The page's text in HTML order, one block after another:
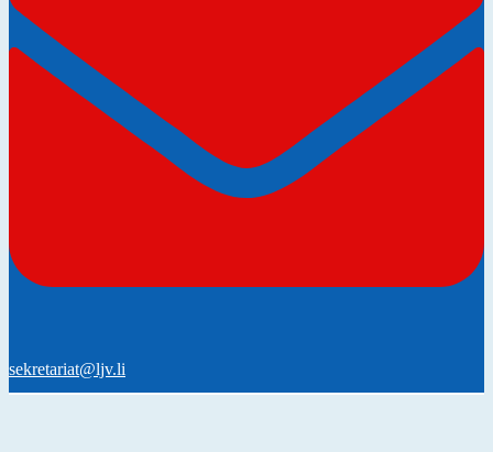
sekretariat@ljv.li